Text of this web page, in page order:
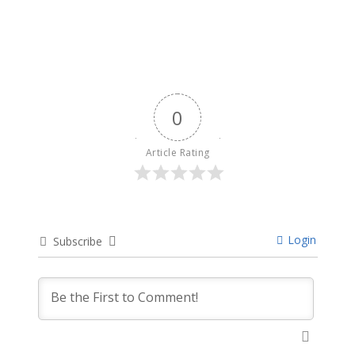
0
Article Rating
Subscribe Login